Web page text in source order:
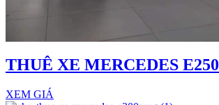
THUÊ XE MERCEDES E250
XEM GIÁ